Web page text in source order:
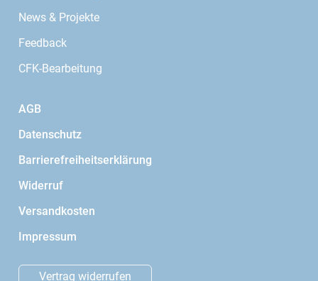
News & Projekte
Feedback
CFK-Bearbeitung
AGB
Datenschutz
Barrierefreiheitserklärung
Widerruf
Versandkosten
Impressum
Vertrag widerrufen